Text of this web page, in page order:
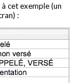
cet exemple (un
: